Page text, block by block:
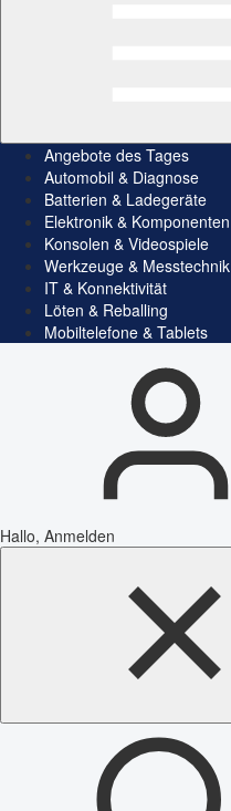
Angebote des Tages
Automobil & Diagnose
Batterien & Ladegeräte
Elektronik & Komponenten
Konsolen & Videospiele
Werkzeuge & Messtechnik
IT & Konnektivität
Löten & Reballing
Mobiltelefone & Tablets
Hallo, Anmelden